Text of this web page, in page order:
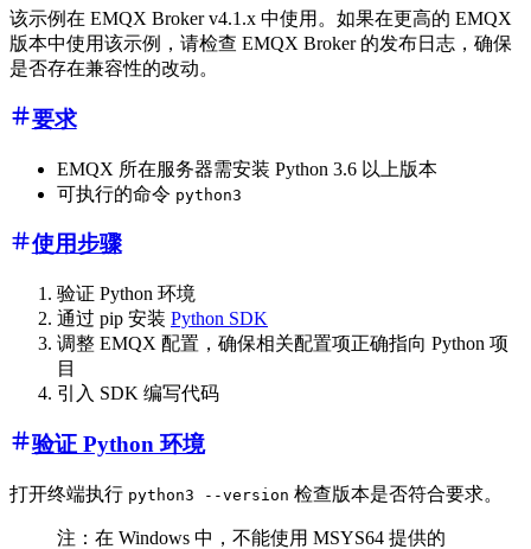
该示例在 EMQX Broker v4.1.x 中使用。如果在更高的 EMQX
版本中使用该示例，请检查 EMQX Broker 的发布日志，确保
是否存在兼容性的改动。
要求
EMQX 所在服务器需安装 Python 3.6 以上版本
可执行的命令 python3
使用步骤
验证 Python 环境
通过 pip 安装 Python SDK
调整 EMQX 配置，确保相关配置项正确指向 Python 项
目
引入 SDK 编写代码
验证 Python 环境
打开终端执行 python3 --version 检查版本是否符合要求。
注：在 Windows 中，不能使用 MSYS64 提供的